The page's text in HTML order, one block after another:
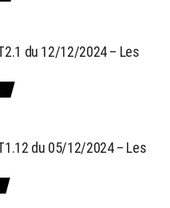
du 12/12/2024 – Les
du 05/12/2024 – Les